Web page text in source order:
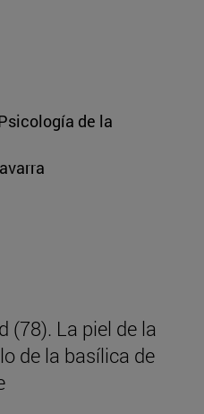
de la
(78). La piel de la
de la basílica de